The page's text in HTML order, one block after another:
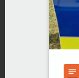
notes